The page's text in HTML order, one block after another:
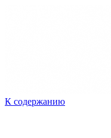
К содержанию